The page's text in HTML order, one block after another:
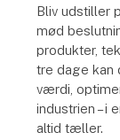
Bliv udstiller
mød
produkter,
tre dage kan
værdi,
industrien – i
altid tæller.